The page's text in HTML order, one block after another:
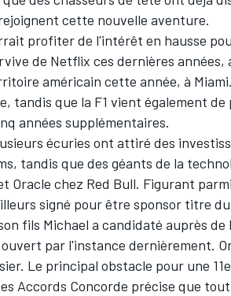
cette nouvelle aventure.
profiter de l'intérêt en hausse
de Netflix ces dernières années,
américain cette année, à
tandis que la F1 vient également
années supplémentaires.
écuries ont attiré des
, tandis que des géants de la
Oracle chez Red Bull. Figurant
signé pour être sponsor titre
fils Michael a candidaté auprès de
par l'instance dernièrement.
Le principal obstacle pour une
Accords Concorde précise que